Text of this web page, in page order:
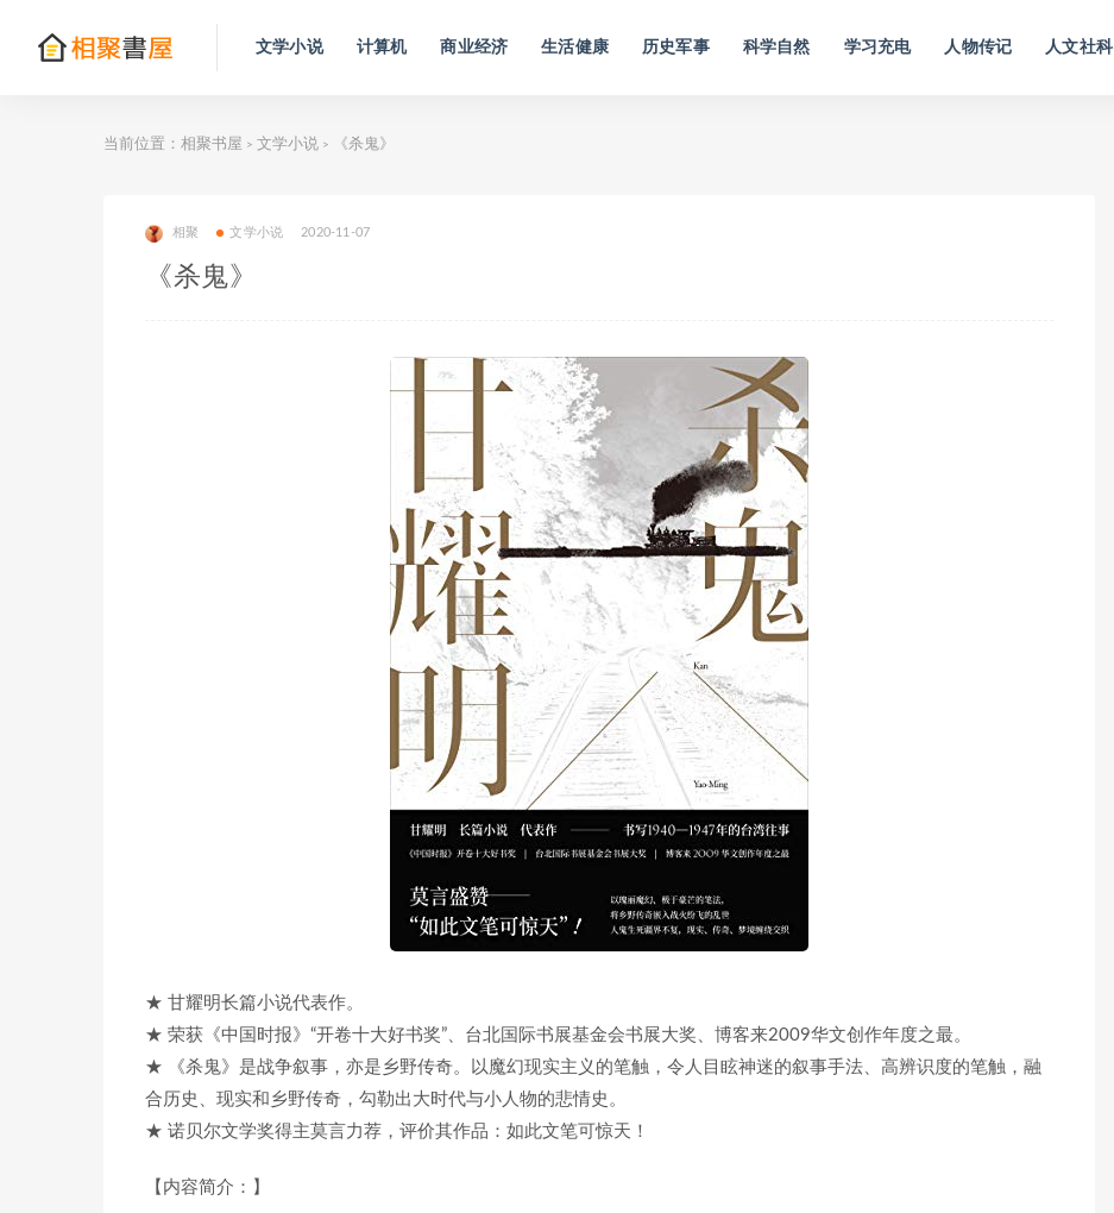
文学小说 计算机 商业经济 生活健康 历史军事 科学自然 学习充电 人物传记 人文社科
当前位置： 相聚书屋 > 文学小说 > 《杀鬼》
相聚 文学小说 2020-11-07
《杀鬼》
★ 甘耀明长篇小说代表作。
★ 荣获《中国时报》“开卷十大好书奖”、台北国际书展基金会书展大奖、博客来2009华文创作年度之最。
★ 《杀鬼》是战争叙事，亦是乡野传奇。以魔幻现实主义的笔触，令人目眩神迷的叙事手法、高辨识度的笔触，融
合历史、现实和乡野传奇，勾勒出大时代与小人物的悲情史。
★ 诺贝尔文学奖得主莫言力荐，评价其作品：如此文笔可惊天！
【内容简介：】